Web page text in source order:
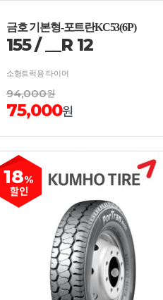
금호 기본형-포트란KC53(6P)
155/__R 12
소형트럭용 타이어
94,000원
75,000원
18%
할인